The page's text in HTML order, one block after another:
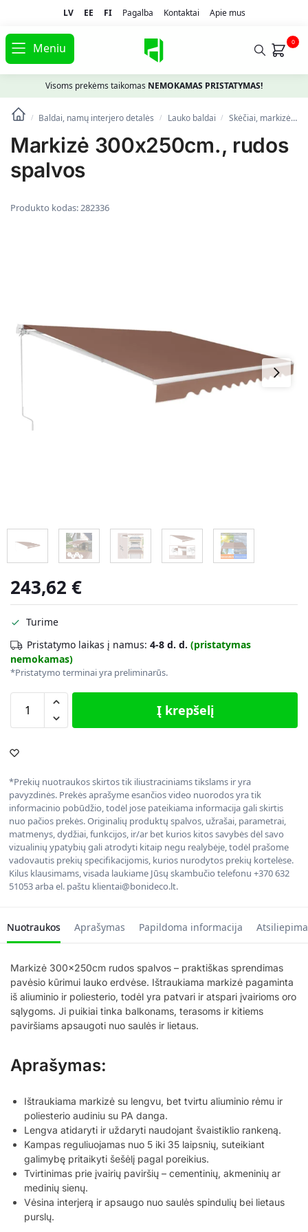
LV EE FI Pagalba Kontaktai Apie mus
Meniu 0
Visoms prekėms taikomas NEMOKAMAS PRISTATYMAS!
/ Baldai, namų interjero detalės / Lauko baldai / Skėčiai, markizės, stovai
Markizė 300x250cm., rudos
spalvos
Produkto kodas:282336
243,62 €
Turime
Pristatymo laikas į namus: 4-8 d. d. (pristatymas
nemokamas)
*Pristatymo terminai yra preliminarūs.
Į krepšelį
*Prekių nuotraukos skirtos tik iliustraciniams tikslams ir yra
pavyzdinės. Prekės aprašyme esančios video nuorodos yra tik
informacinio pobūdžio, todėl jose pateikiama informacija gali skirtis
nuo pačios prekės. Originalių produktų spalvos, užrašai, parametrai,
matmenys, dydžiai, funkcijos, ir/ar bet kurios kitos savybės dėl savo
vizualinių ypatybių gali atrodyti kitaip negu realybėje, todėl prašome
vadovautis prekių specifikacijomis, kurios nurodytos prekių kortelėse.
Kilus klausimams, visada laukiame Jūsų skambučio telefonu +370 632
51053 arba el. paštu klientai@bonideco.lt.
Nuotraukos Aprašymas Papildoma informacija
Markizė 300x250cm rudos spalvos – praktiškas sprendimas
pavėsio kūrimui lauko erdvėse. Ištraukiama markizė pagaminta
iš aliuminio ir poliesterio, todėl yra patvari ir atspari įvairioms oro
sąlygoms. Ji puikiai tinka balkonams, terasoms ir kitiems
paviršiams apsaugoti nuo saulės ir lietaus.
Aprašymas:
Ištraukiama markizė su lengvu, bet tvirtu aliuminio rėmu ir
poliesterio audiniu su PA danga.
Lengva atidaryti ir uždaryti naudojant švaistiklio rankeną.
Kampas reguliuojamas nuo 5 iki 35 laipsnių, suteikiant
galimybę pritaikyti šešėlį pagal poreikius.
Tvirtinimas prie įvairių paviršių – cementinių, akmeninių ar
medinių sienų.
Vėsina interjerą ir apsaugo nuo saulės spindulių bei lietaus
purslų.